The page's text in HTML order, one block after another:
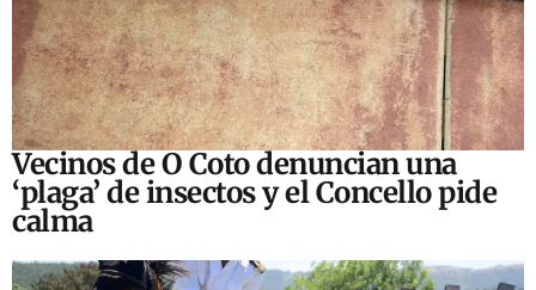
Vecinos de O Coto denuncian una
‘plaga’ de insectos y el Concello pide
calma